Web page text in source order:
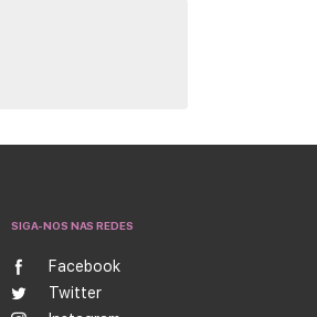
SIGA-NOS NAS REDES
Facebook
Twitter